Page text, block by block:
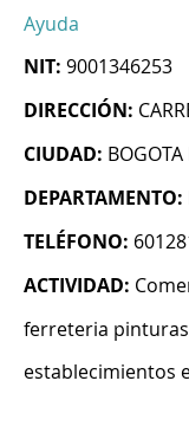
Ayuda
NIT: 9001346253
DIRECCIÓN:
CIUDAD: BOGOTA
DEPARTAMENTO:
TELÉFONO:
ACTIVIDAD:
ferreteria
establecimientos